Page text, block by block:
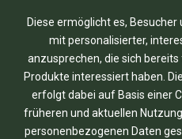
Diese ermöglicht es,
mit personalisierter,
anzusprechen, die sich
Produkte interessiert haben.
erfolgt dabei auf Basis einer
früheren und aktuellen
personenbezogenen Daten